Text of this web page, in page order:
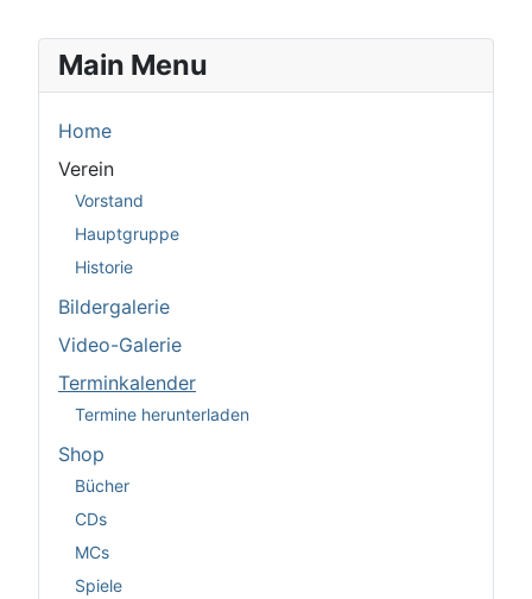
Main Menu
Home
Verein
Vorstand
Hauptgruppe
Historie
Bildergalerie
Video-Galerie
Terminkalender
Termine herunterladen
Shop
Bücher
CDs
MCs
Spiele